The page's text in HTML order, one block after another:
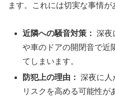
ます。これには切実な事情が
近隣への騒音対策： 深夜
や車のドアの開閉音で近
てしまいます。
防犯上の理由： 深夜に人
リスクを高める可能性が